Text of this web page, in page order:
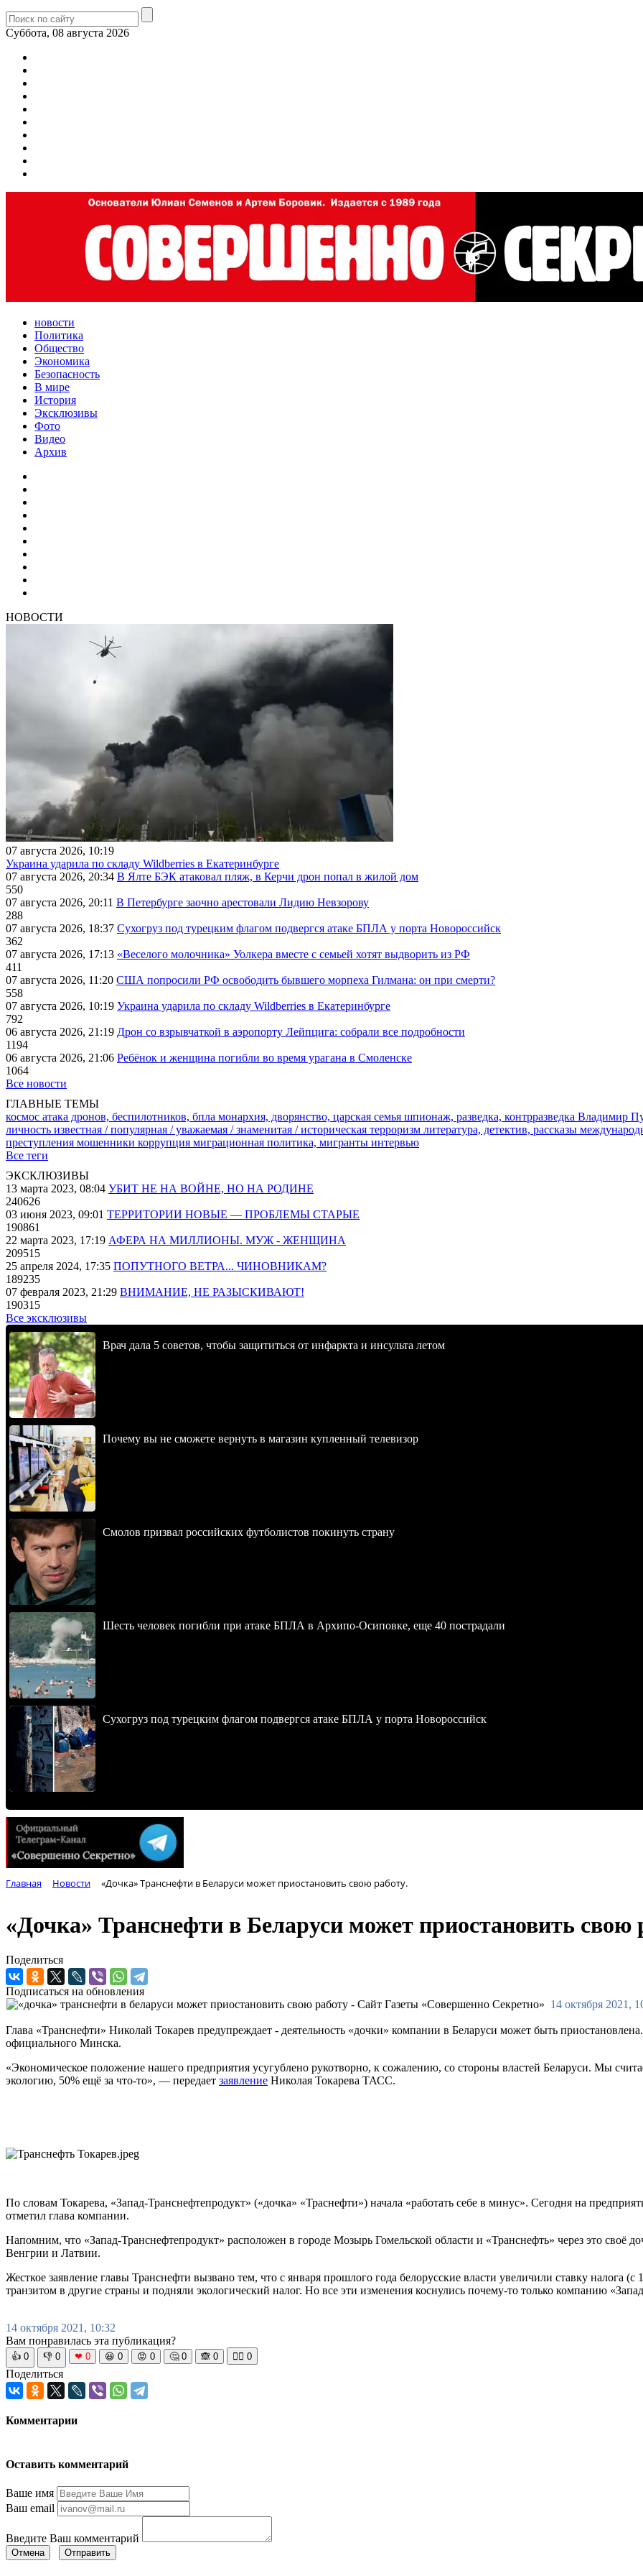
Суббота, 08 августа 2026
новости
Политика
Общество
Экономика
Безопасность
В мире
История
Эксклюзивы
Фото
Видео
Архив
НОВОСТИ
07 августа 2026, 10:19
Украина ударила по складу Wildberries в Екатеринбурге
07 августа 2026, 20:34 В Ялте БЭК атаковал пляж, в Керчи дрон попал в жилой дом
550
07 августа 2026, 20:11 В Петербурге заочно арестовали Лидию Невзорову
288
07 августа 2026, 18:37 Сухогруз под турецким флагом подвергся атаке БПЛА у порта Новороссийск
362
07 августа 2026, 17:13 «Веселого молочника» Уолкера вместе с семьей хотят выдворить из РФ
411
07 августа 2026, 11:20 США попросили РФ освободить бывшего морпеха Гилмана: он при смерти?
558
07 августа 2026, 10:19 Украина ударила по складу Wildberries в Екатеринбурге
792
06 августа 2026, 21:19 Дрон со взрывчаткой в аэропорту Лейпцига: собрали все подробности
1194
06 августа 2026, 21:06 Ребёнок и женщина погибли во время урагана в Смоленске
1064
Все новости
ГЛАВНЫЕ ТЕМЫ
космос атака дронов, беспилотников, бпла монархия, дворянство, царская семья шпионаж, разведка, контрразведка Владимир
личность известная / популярная / уважаемая / знаменитая / историческая терроризм литература, детектив, рассказы
преступления мошенники коррупция миграционная политика, мигранты интервью
Все теги
ЭКСКЛЮЗИВЫ
13 марта 2023, 08:04 УБИТ НЕ НА ВОЙНЕ, НО НА РОДИНЕ
240626
03 июня 2023, 09:01 ТЕРРИТОРИИ НОВЫЕ — ПРОБЛЕМЫ СТАРЫЕ
190861
22 марта 2023, 17:19 АФЕРА НА МИЛЛИОНЫ. МУЖ - ЖЕНЩИНА
209515
25 апреля 2024, 17:35 ПОПУТНОГО ВЕТРА... ЧИНОВНИКАМ?
189235
07 февраля 2023, 21:29 ВНИМАНИЕ, НЕ РАЗЫСКИВАЮТ!
190315
Все эксклюзивы
Врач дала 5 советов, чтобы защититься от инфаркта и инсульта летом
Почему вы не сможете вернуть в магазин купленный телевизор
Смолов призвал российских футболистов покинуть страну
Шесть человек погибли при атаке БПЛА в Архипо-Осиповке, еще 40 пострадали
Сухогруз под турецким флагом подвергся атаке БПЛА у порта Новороссийск
Главная Новости «Дочка» Транснефти в Беларуси может приостановить свою работу.
«Дочка» Транснефти в Беларуси может приостановить свою
Поделиться
Подписаться на обновления
14 октября 2021,
Глава «Транснефти» Николай Токарев предупреждает - деятельность «дочки» компании в Беларуси может быть
официального Минска.
«Экономическое положение нашего предприятия усугублено рукотворно, к сожалению, со стороны властей Беларуси. Мы
экологию, 50% ещё за что-то», — передает заявление Николая Токарева ТАСС.
По словам Токарева, «Запад-Транснефтепродукт» («дочка» «Траснефти») начала «работать себе в минус». Сегодня на
отметил глава компании.
Напомним, что «Запад-Транснефтепродукт» расположен в городе Мозырь Гомельской области и «Транснефть» через это своё
Венгрии и Латвии.
Жесткое заявление главы Транснефти вызвано тем, что с января прошлого года белорусские власти увеличили ставку налога
транзитом в другие страны и подняли экологический налог. Но все эти изменения коснулись почему-то только компанию
14 октября 2021, 10:32
Вам понравилась эта публикация?
👍 0 👎 0 ❤ 0 😆 0 😡 0 🤔 0 🙈 0 🧘‍♀️ 0
Поделиться
Комментарии
Оставить комментарий
Ваше имя
Ваш email
Введите Ваш комментарий
Отмена Отправить